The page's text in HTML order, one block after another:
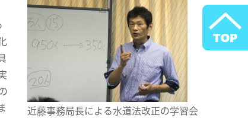
近藤事務局長による水道法改正の学習会